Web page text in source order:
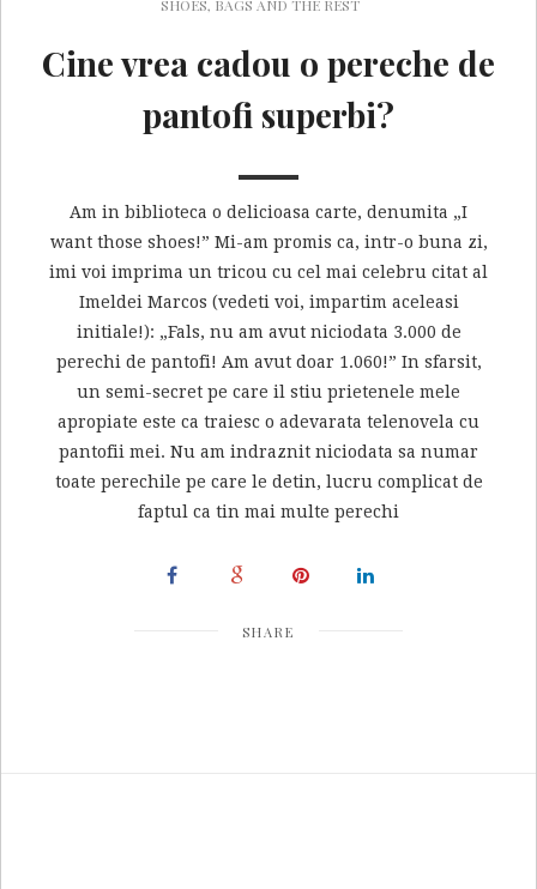
SHOES, BAGS AND THE REST
Cine vrea cadou o pereche de
pantofi superbi?
Am in biblioteca o delicioasa carte, denumita „I
want those shoes!” Mi-am promis ca, intr-o buna zi,
imi voi imprima un tricou cu cel mai celebru citat al
Imeldei Marcos (vedeti voi, impartim aceleasi
initiale!): „Fals, nu am avut niciodata 3.000 de
perechi de pantofi! Am avut doar 1.060!” In sfarsit,
un semi-secret pe care il stiu prietenele mele
apropiate este ca traiesc o adevarata telenovela cu
pantofii mei. Nu am indraznit niciodata sa numar
toate perechile pe care le detin, lucru complicat de
faptul ca tin mai multe perechi
SHARE